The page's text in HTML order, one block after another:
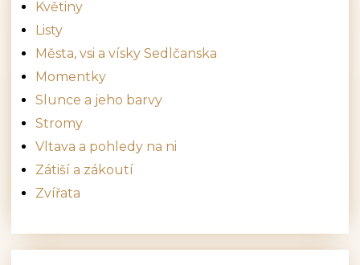
Květiny
Listy
Města, vsi a vísky Sedlčanska
Momentky
Slunce a jeho barvy
Stromy
Vltava a pohledy na ni
Zátiší a zákoutí
Zvířata